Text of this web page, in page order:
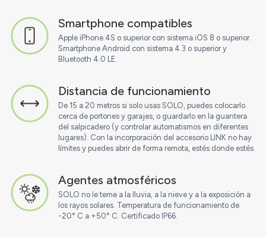
Smartphone compatibles
Apple iPhone 4S o superior con sistema iOS 8 o superior.
Smartphone Android con sistema 4.3 o superior y
Bluetooth 4.0 LE.
Distancia de funcionamiento
De 15 a 20 metros si solo usas SOLO, puedes colocarlo
cerca de portones y garajes, o guardarlo en la guantera
del salpicadero (y controlar automatismos en diferentes
lugares). Con la incorporación del accesorio LINK no hay
límites y puedes abrir de forma remota, estés donde estés.
Agentes atmosféricos
SOLO no le teme a la lluvia, a la nieve y a la exposición a
los rayos solares. Temperatura de funcionamiento de
-20° C a +50° C. Certificado IP66.